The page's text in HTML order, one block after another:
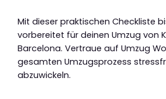
Mit dieser praktischen Checkliste
vorbereitet für deinen Umzug von
Barcelona. Vertraue auf Umzug
gesamten Umzugsprozess
abzuwickeln.